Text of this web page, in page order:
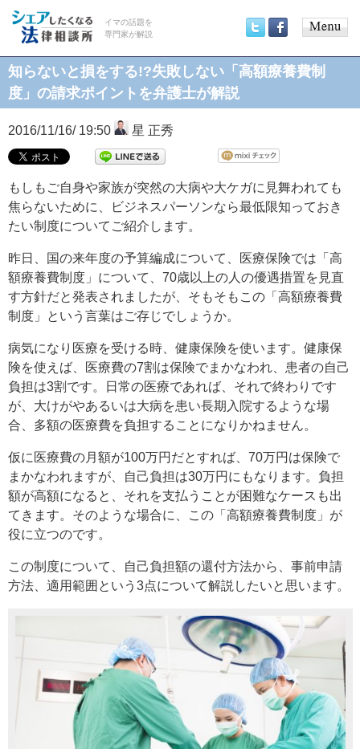
イマの話題を
専門家が解説
menu
知らないと損をする!?失敗しない「高額療養費制
度」の請求ポイントを弁護士が解説
2016/11/16/ 19:50 星 正秀
もしもご自身や家族が突然の大病や大ケガに見舞われても
焦らないために、ビジネスパーソンなら最低限知っておき
たい制度についてご紹介します。
昨日、国の来年度の予算編成について、医療保険では「高
額療養費制度」について、70歳以上の人の優遇措置を見直
す方針だと発表されましたが、そもそもこの「高額療養費
制度」という言葉はご存じでしょうか。
病気になり医療を受ける時、健康保険を使います。健康保
険を使えば、医療費の7割は保険でまかなわれ、患者の自己
負担は3割です。日常の医療であれば、それで終わりです
が、大けがやあるいは大病を患い長期入院するような場
合、多額の医療費を負担することになりかねません。
仮に医療費の月額が100万円だとすれば、70万円は保険で
まかなわれますが、自己負担は30万円にもなります。負担
額が高額になると、それを支払うことが困難なケースも出
てきます。そのような場合に、この「高額療養費制度」が
役に立つのです。
この制度について、自己負担額の還付方法から、事前申請
方法、適用範囲という3点について解説したいと思います。